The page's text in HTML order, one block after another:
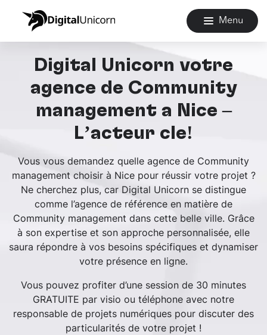
Menu
Digital Unicorn votre
agence de Community
management à Nice –
L’acteur clé!
Vous vous demandez quelle agence de Community
management choisir à Nice pour réussir votre projet ?
Ne cherchez plus, car Digital Unicorn se distingue
comme l’agence de référence en matière de
Community management dans cette belle ville. Grâce
à son expertise et son approche personnalisée, elle
saura répondre à vos besoins spécifiques et dynamiser
votre présence en ligne.
Vous pouvez profiter d’une session de 30 minutes
GRATUITE par visio ou téléphone avec notre
responsable de projets numériques pour discuter des
particularités de votre projet !